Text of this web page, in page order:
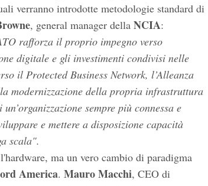
verranno introdotte metodologie standard di
, general manager della NCIA:
rafforza il proprio impegno verso
digitale e gli investimenti condivisi nelle
il Protected Business Network, l’Alleanza
modernizzazione della propria infrastruttura
sempre più connessa e
e mettere a disposizione capacità
scala".
ma un vero cambio di paradigma
America. Mauro Macchi, CEO di